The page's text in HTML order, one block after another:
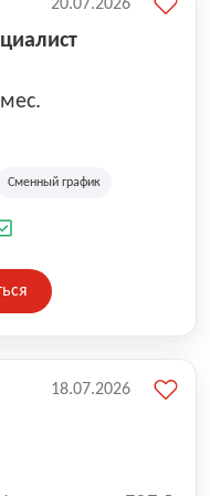
Сменный график
20.07.2026
18.07.2026